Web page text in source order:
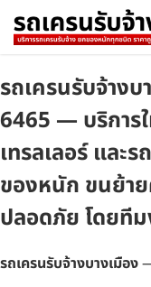
รถเครนรับจ้าง
6465 — บริการ
เทรลเลอร์ และ
ของหนัก ขนย้าย
ปลอดภัย โดยที
รถเครนรับจ้างบางเมือง